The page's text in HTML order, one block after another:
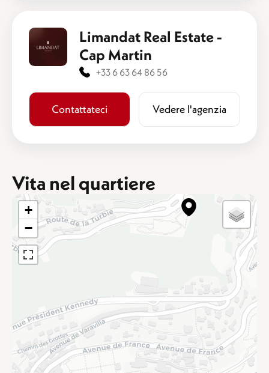
Limandat Real Estate -
Cap Martin
+33 6 63 64 86 56
Contattateci ​​Vedere l'agenzia
Vita nel quartiere
+
−